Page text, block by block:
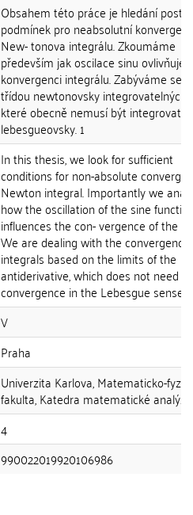
Obsahem této práce je hledání
podmínek pro neabsolutní
New- tonova integrálu. Zkoumáme
především jak oscilace sinu ovlivňuje
konvergenci integrálu. Zabýváme se
třídou newtonovsky integrovatelných
které obecně nemusí být
lebesgueovsky. 1
In this thesis, we look for sufficient
conditions for non-absolute
Newton integral. Importantly we
how the oscillation of the sine
influences the con- vergence of the
We are dealing with the
integrals based on the limits of the
antiderivative, which does not need to
convergence in the Lebesgue sense. 1
V
Praha
Univerzita Karlova, Matematicko-
fakulta, Katedra matematické analýzy
4
990022019920106986